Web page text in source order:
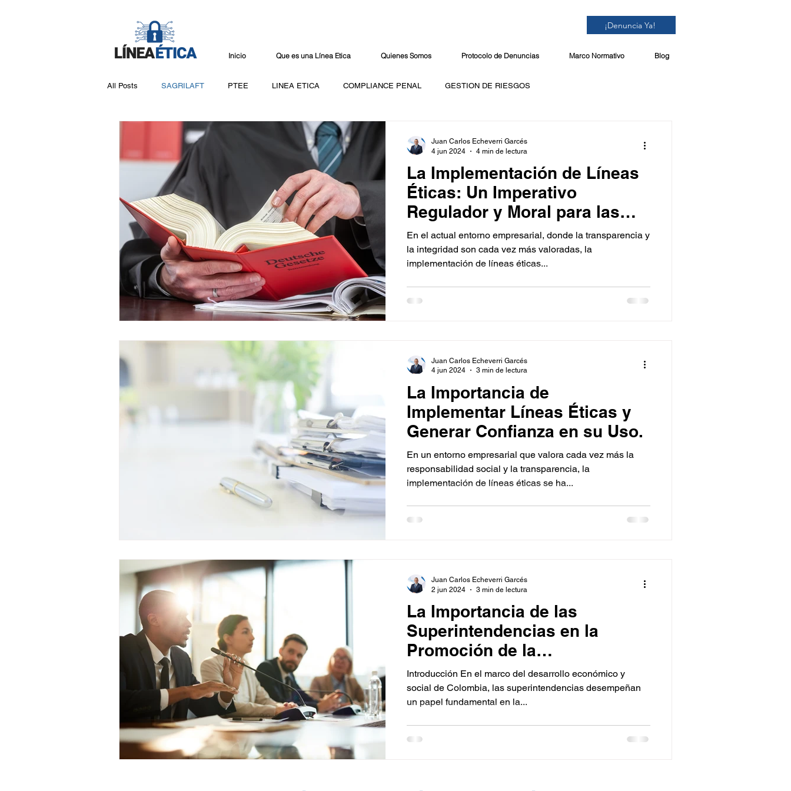
¡Denuncia Ya!
Inicio Que es una Línea Etica Quienes Somos Protocolo de Denuncias Marco Normativo Blog
All Posts SAGRILAFT PTEE LINEA ETICA COMPLIANCE PENAL GESTION DE RIESGOS
INTELIGENCIA CORPORATIVA DATOS PERSONALES
La Implementación de Líneas
Éticas: Un Imperativo
Regulador y Moral para las
Empresas
En el actual entorno empresarial, donde la transparencia y
la integridad son cada vez más valoradas, la
implementación de líneas éticas...
Juan Carlos Echeverri Garcés
4 jun 2024
4 min de lectura
La Importancia de
Implementar Líneas Éticas y
Generar Confianza en su Uso.
En un entorno empresarial que valora cada vez más la
responsabilidad social y la transparencia, la
implementación de líneas éticas se ha...
Juan Carlos Echeverri Garcés
4 jun 2024
3 min de lectura
La Importancia de las
Superintendencias en la
Promoción de la
Transparencia y Ética
Empresarial en Colombia
Introducción En el marco del desarrollo económico y
social de Colombia, las superintendencias desempeñan
un papel fundamental en la...
Juan Carlos Echeverri Garcés
2 jun 2024
3 min de lectura